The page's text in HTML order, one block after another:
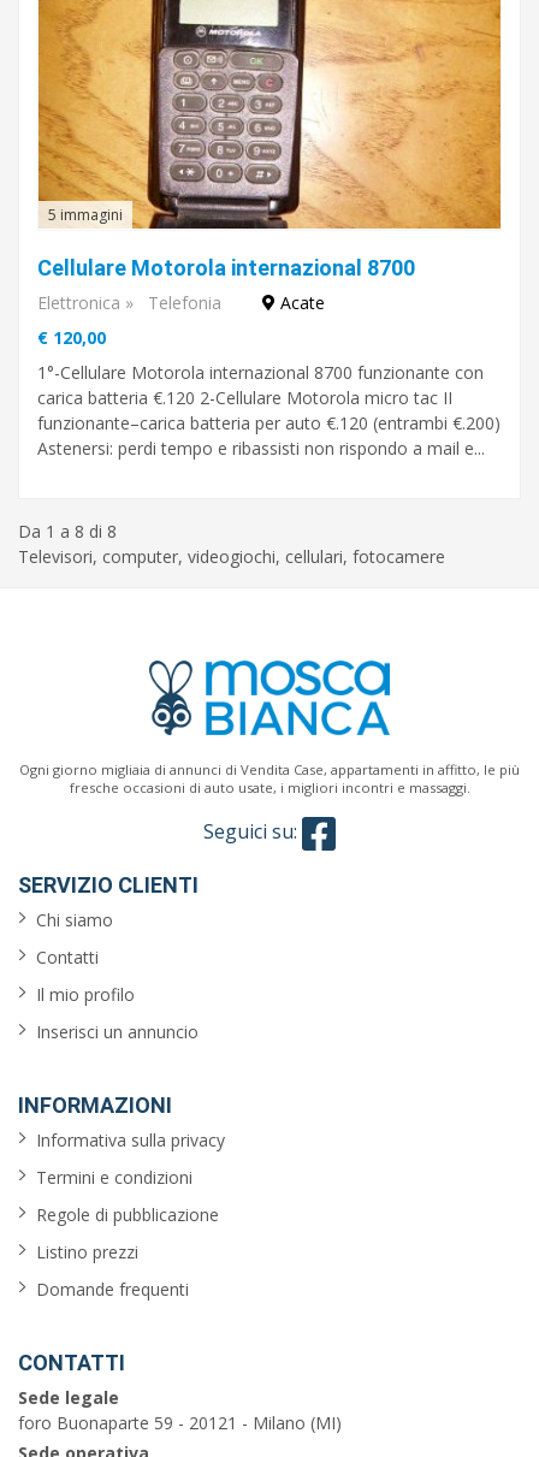
5 immagini
Cellulare Motorola internazional 8700
Elettronica » Telefonia
Acate
€ 120,00
1°-Cellulare Motorola internazional 8700 funzionante con
carica batteria €.120 2-Cellulare Motorola micro tac II
funzionante–carica batteria per auto €.120 (entrambi €.200)
Astenersi: perdi tempo e ribassisti non rispondo a mail e...
Da 1 a 8 di 8
Televisori, computer, videogiochi, cellulari, fotocamere
Ogni giorno migliaia di annunci di Vendita Case, appartamenti in affitto, le più
fresche occasioni di auto usate, i migliori incontri e massaggi.
Seguici su:
SERVIZIO CLIENTI
Chi siamo
Contatti
Il mio profilo
Inserisci un annuncio
INFORMAZIONI
Informativa sulla privacy
Termini e condizioni
Regole di pubblicazione
Listino prezzi
Domande frequenti
CONTATTI
Sede legale
foro Buonaparte 59 - 20121 - Milano (MI)